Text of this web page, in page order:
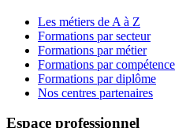
Les métiers de A à Z
Formations par secteur
Formations par métier
Formations par compétence
Formations par diplôme
Nos centres partenaires
Espace professionnel